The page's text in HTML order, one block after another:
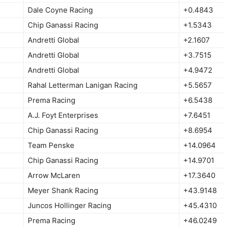
Dale Coyne Racing
+0.4843
Chip Ganassi Racing
+1.5343
Andretti Global
+2.1607
Andretti Global
+3.7515
Andretti Global
+4.9472
Rahal Letterman Lanigan Racing
+5.5657
Prema Racing
+6.5438
A.J. Foyt Enterprises
+7.6451
Chip Ganassi Racing
+8.6954
Team Penske
+14.0964
Chip Ganassi Racing
+14.9701
Arrow McLaren
+17.3640
Meyer Shank Racing
+43.9148
Juncos Hollinger Racing
+45.4310
Prema Racing
+46.0249